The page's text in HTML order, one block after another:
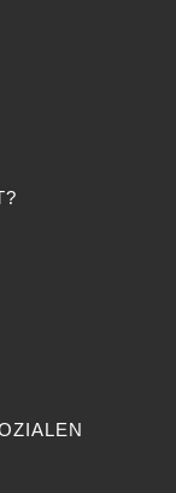
dem Basislackieren,
von
der